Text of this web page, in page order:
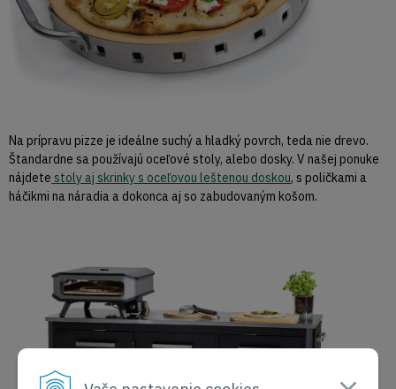
Na prípravu pizze je ideálne suchý a hladký povrch, teda nie drevo.
Štandardne sa používajú oceľové stoly, alebo dosky. V našej ponuke
nájdete stoly aj skrinky s oceľovou leštenou doskou, s poličkami a
háčikmi na náradia a dokonca aj so zabudovaným košom.